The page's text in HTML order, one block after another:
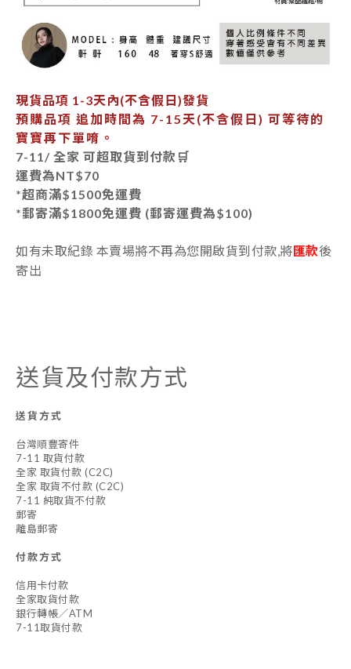
現貨品項 1-3天內(不含假日)發貨
預購品項 追加時間為 7-15天 (不含假日) 可等待的
寶寶再下單唷。
7-11/ 全家 可超取貨到付款🛒
運費為NT$70
*超商滿$1500免運費
*郵寄滿$1800免運費 (郵寄運費為$100)
如有未取紀錄 本賣場將不再為您開啟貨到付款,將 匯款後
寄出
送貨及付款方式
送貨方式
台灣順豐寄件
7-11 取貨付款
全家 取貨付款 (C2C)
全家 取貨不付款 (C2C)
7-11 純取貨不付款
郵寄
離島郵寄
付款方式
信用卡付款
全家取貨付款
銀行轉帳／ATM
7-11取貨付款